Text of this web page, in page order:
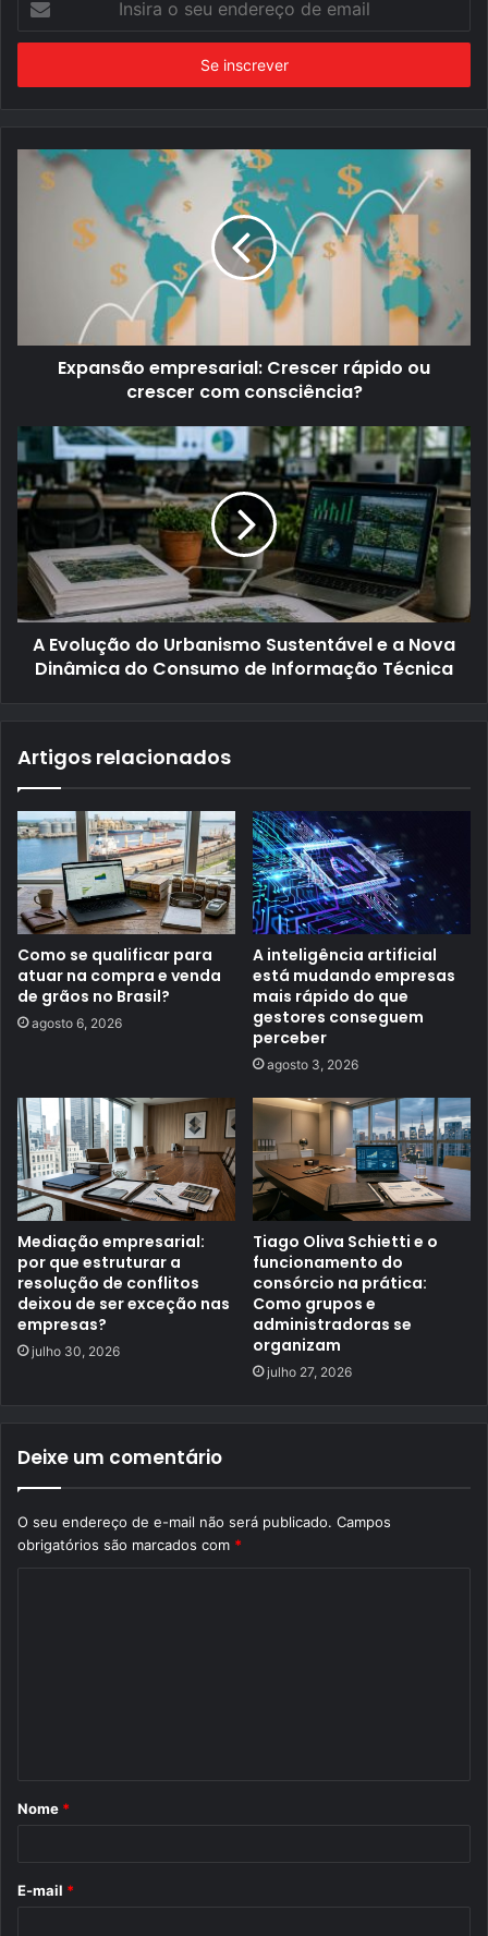
seu
de
Expansão empresarial: Crescer rápido ou
crescer com consciência?
A Evolução do Urbanismo Sustentável e a Nova
Dinâmica do Consumo de Informação Técnica
Artigos relacionados
Como se qualificar para
atuar na compra e venda
de grãos no Brasil?
agosto 6, 2026
A inteligência artificial
está mudando empresas
mais rápido do que
gestores conseguem
perceber
agosto 3, 2026
Mediação empresarial:
por que estruturar a
resolução de conflitos
deixou de ser exceção nas
empresas?
julho 30, 2026
Tiago Oliva Schietti e o
funcionamento do
consórcio na prática:
Como grupos e
administradoras se
organizam
julho 27, 2026
Deixe um comentário
O seu endereço de e-mail não será publicado. Campos
obrigatórios são marcados com *
r
Nome *
E-mail *